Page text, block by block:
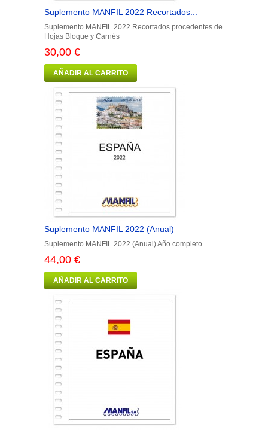
Suplemento MANFIL 2022 Recortados...
Suplemento MANFIL 2022 Recortados procedentes de
Hojas Bloque y Carnés
30,00 €
AÑADIR AL CARRITO
Suplemento MANFIL 2022 (Anual)
Suplemento MANFIL 2022 (Anual) Año completo
44,00 €
AÑADIR AL CARRITO